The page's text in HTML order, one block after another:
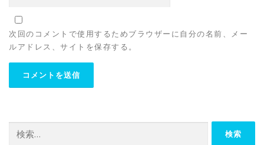
次回のコメントで使用するためブラウザーに自分の名前、メー
ルアドレス、サイトを保存する。
索: